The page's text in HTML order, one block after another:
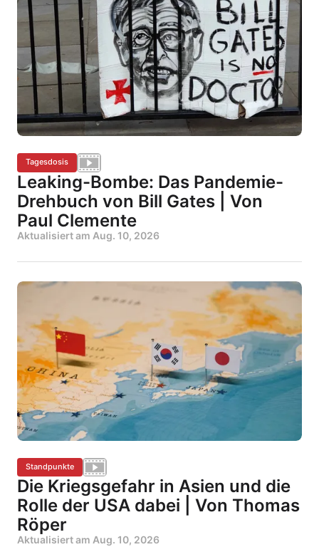
Tagesdosis
Leaking-Bombe: Das Pandemie-
Drehbuch von Bill Gates | Von
Paul Clemente
Aktualisiert am Aug. 10, 2026
Standpunkte
Die Kriegsgefahr in Asien und die
Rolle der USA dabei | Von Thomas
Röper
Aktualisiert am Aug. 10, 2026